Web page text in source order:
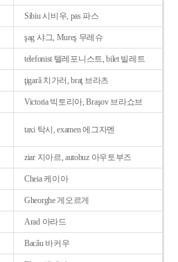
Sibiu 시비우, pas 파스
şag 샤그, Mureş 무레슈
telefonist 텔레포니스트, bilet 빌레트
ţigarǎ 치가러, braţ 브라츠
Victoria 빅토리아, Braşov 브라쇼브
taxi 탁시, examen 에그자멘
ziar 지아르, autobuz 아우토부즈
Cheia 케이아
Gheorghe 게오르게
Arad 아라드
Bacǎu 바커우